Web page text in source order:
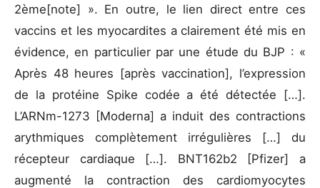
2ème[note] ». En outre, le lien direct entre ces
vaccins et les myocardites a clairement été mis en
évidence, en particulier par une étude du BJP : «
Après 48 heures [après vaccination], l’expression
de la protéine Spike codée a été détectée […].
L’ARNm-1273 [Moderna] a induit des contractions
arythmiques complètement irrégulières […] du
récepteur cardiaque […]. BNT162b2 [Pfizer] a
augmenté la contraction des cardiomyocytes